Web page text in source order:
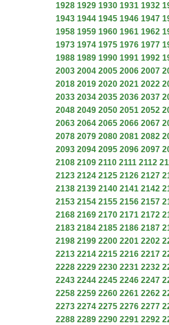
1928 1929 1930 1931 1932
1943 1944 1945 1946 1947
1958 1959 1960 1961 1962
1973 1974 1975 1976 1977
1988 1989 1990 1991 1992
2003 2004 2005 2006 2007
2018 2019 2020 2021 2022
2033 2034 2035 2036 2037
2048 2049 2050 2051 2052
2063 2064 2065 2066 2067
2078 2079 2080 2081 2082
2093 2094 2095 2096 2097
2108 2109 2110 2111 2112
2123 2124 2125 2126 2127
2138 2139 2140 2141 2142
2153 2154 2155 2156 2157
2168 2169 2170 2171 2172
2183 2184 2185 2186 2187
2198 2199 2200 2201 2202
2213 2214 2215 2216 2217
2228 2229 2230 2231 2232
2243 2244 2245 2246 2247
2258 2259 2260 2261 2262
2273 2274 2275 2276 2277
2288 2289 2290 2291 2292